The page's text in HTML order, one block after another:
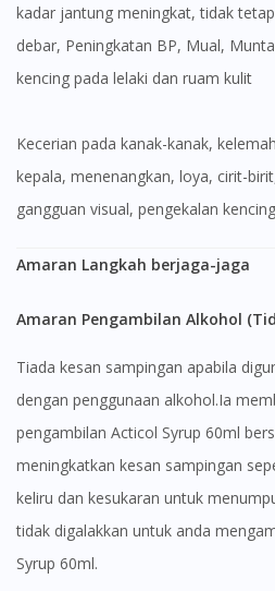
kadar jantung meningkat, tidak
debar, Peningkatan BP, Mual,
kencing pada lelaki dan ruam kulit
Kecerian pada kanak-kanak, kelemahan otot, pening, sakit
kepala, menenangkan, loya, cirit-
gangguan visual, pengekalan kencing
Amaran Langkah berjaga-jaga
Amaran Pengambilan Alkohol
Tiada kesan sampingan apabila
dengan penggunaan alkohol.Ia
pengambilan Acticol Syrup 60ml
meningkatkan kesan sampingan
keliru dan kesukaran untuk
tidak digalakkan untuk anda
Syrup 60ml.